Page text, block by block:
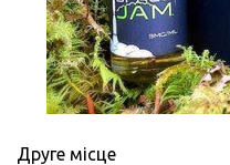
Друге місце